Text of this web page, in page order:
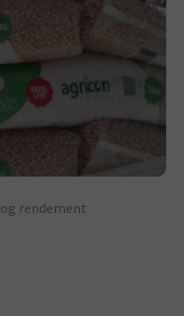
rendement